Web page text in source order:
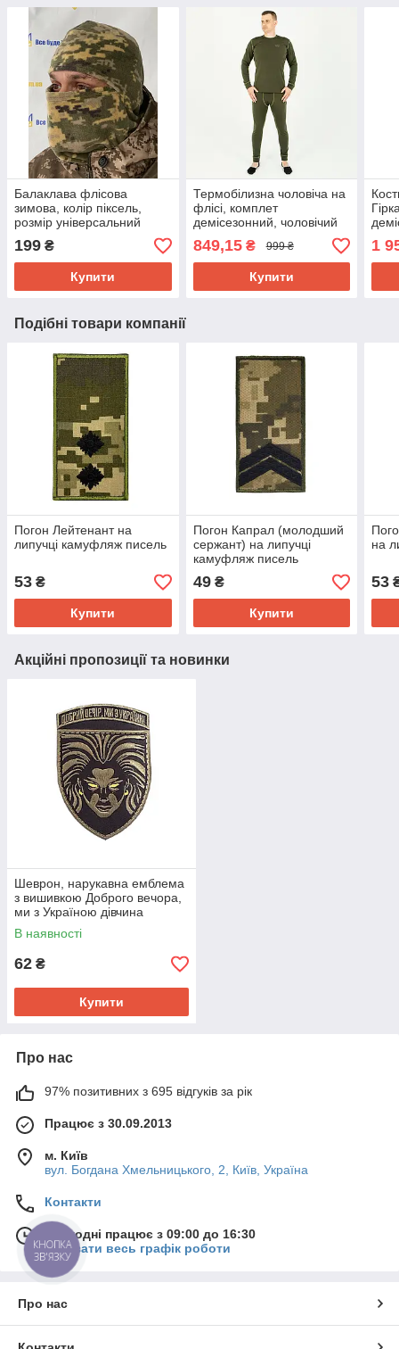
Балаклава флісова
зимова, колір піксель,
розмір універсальний
«One Size»
199 ₴
Купити
Термобілизна чоловіча на
флісі, комплет
демісезонний, чоловічий
термокостюм зимовий,
Україна, S, M, L, XL, 2XL
р-р
849,15₴ 999 ₴
Купити
1
Подібні товари компанії
Погон Лейтенант на
липучці камуфляж писель
53 ₴
Купити
Погон Капрал (молодший
сержант) на липучці
камуфляж писель
49₴
Купити
на
53
Акційні пропозиції та новинки
Шеврон, нарукавна емблема
з вишивкою Доброго вечора,
ми з Україною дівчина
Валькірія на липучці Розмір
70×95мм
В наявності
62 ₴
Купити
Про нас
97% позитивних з 695 відгуків за рік
Працює з 30.09.2013
м. Київ
вул. Богдана Хмельницького, 2, Київ, Україна
Контакти
Сьогодні працює з 09:00 до 16:30
Показати весь графік роботи
Про нас
КНОПКА
ЗВ'ЯЗКУ